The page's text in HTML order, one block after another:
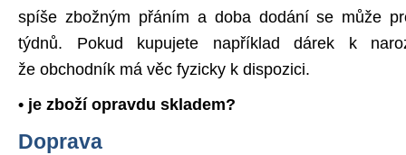
spíše zbožným přáním a doba dodání se může
týdnů. Pokud kupujete například dárek k
že obchodník má věc fyzicky k dispozici.
• je zboží opravdu skladem?
Doprava